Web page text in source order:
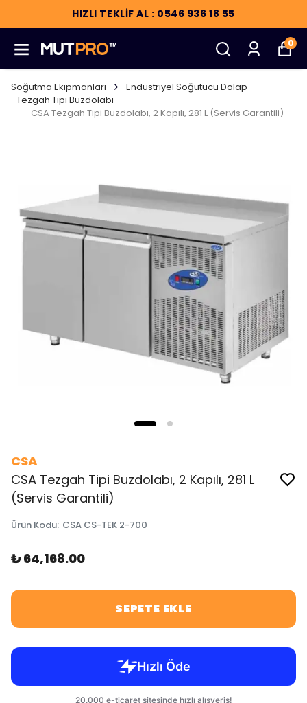
HIZLI TEKLİF AL : 0546 936 18 55
0
Soğutma Ekipmanları
Endüstriyel Soğutucu Dolap
Tezgah Tipi Buzdolabı
CSA Tezgah Tipi Buzdolabı, 2 Kapılı, 281 L (Servis Garantili)
CSA
CSA Tezgah Tipi Buzdolabı, 2 Kapılı, 281 L
(Servis Garantili)
Ürün Kodu: CSA CS-TEK 2-700
₺ 64,168.00
SEPETE EKLE